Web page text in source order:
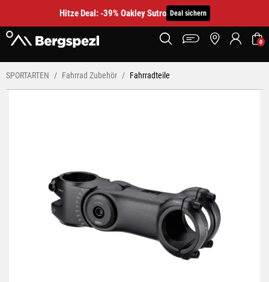
Hitze Deal: -39% Oakley Sutro Deal sichern
0
SPORTARTEN Fahrrad Zubehör Fahrradteile